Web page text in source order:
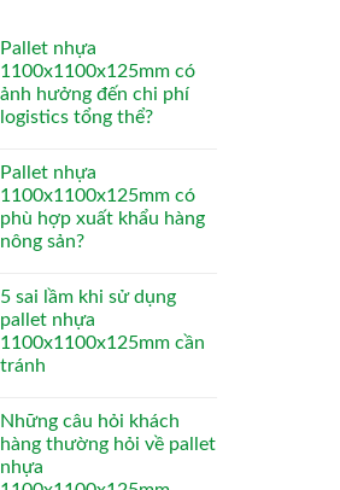
Pallet nhựa
1100x1100x125mm có
ảnh hưởng đến chi phí
logistics tổng thể?
Pallet nhựa
1100x1100x125mm có
phù hợp xuất khẩu hàng
nông sản?
5 sai lầm khi sử dụng
pallet nhựa
1100x1100x125mm cần
tránh
Những câu hỏi khách
hàng thường hỏi về pallet
nhựa